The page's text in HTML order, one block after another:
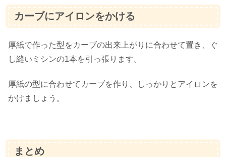
カーブにアイロンをかける
厚紙で作った型をカーブの出来上がりに合わせて置き、ぐ
し縫いミシンの1本を引っ張ります。
厚紙の型に合わせてカーブを作り、しっかりとアイロンを
かけましょう。
まとめ